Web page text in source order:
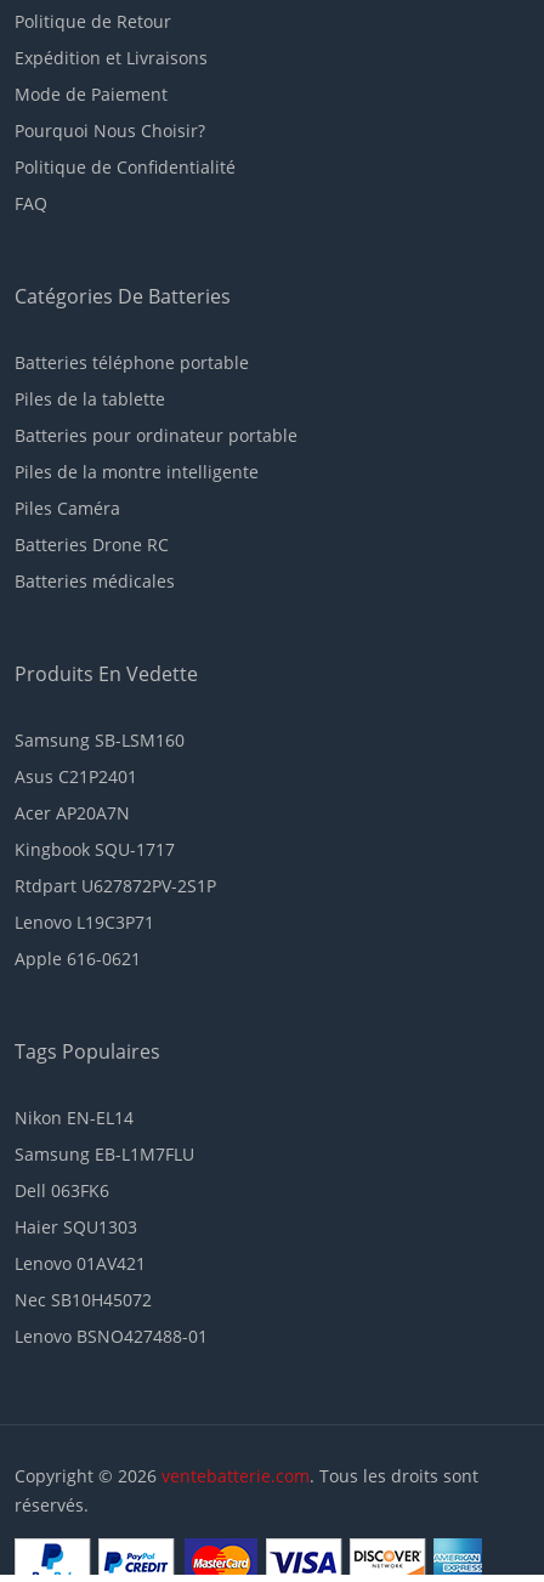
Politique de Retour
Expédition et Livraisons
Mode de Paiement
Pourquoi Nous Choisir?
Politique de Confidentialité
FAQ
Catégories De Batteries
Batteries téléphone portable
Piles de la tablette
Batteries pour ordinateur portable
Piles de la montre intelligente
Piles Caméra
Batteries Drone RC
Batteries médicales
Produits En Vedette
Samsung SB-LSM160
Asus C21P2401
Acer AP20A7N
Kingbook SQU-1717
Rtdpart U627872PV-2S1P
Lenovo L19C3P71
Apple 616-0621
Tags Populaires
Nikon EN-EL14
Samsung EB-L1M7FLU
Dell 063FK6
Haier SQU1303
Lenovo 01AV421
Nec SB10H45072
Lenovo BSNO427488-01
Copyright © 2026 ventebatterie.com. Tous les droits sont
réservés.